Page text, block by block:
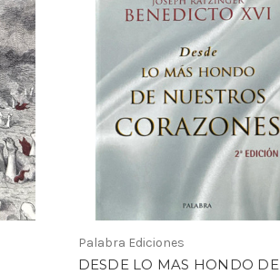
Palabra Ediciones
DESDE LO MAS HONDO DE